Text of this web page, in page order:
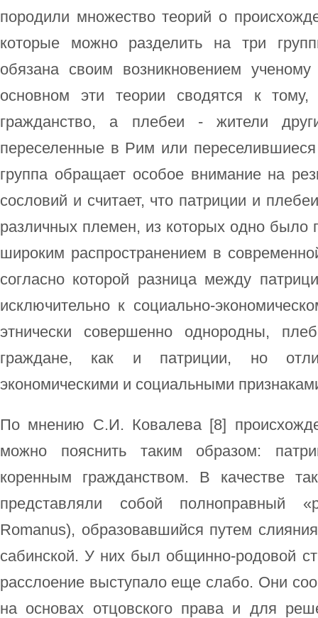
породили множество теорий о
которые можно разделить на три
обязана своим возникновением
основном эти теории сводятся к
гражданство, а плебеи - жители
переселенные в Рим или
группа обращает особое внимание на
сословий и считает, что патриции и
различных племен, из которых одно было
широким распространением в
согласно которой разница между
исключительно к социально-
этнически совершенно однородны,
граждане, как и патриции, но
экономическими и социальными
По мнению С.И. Ковалева [8]
можно пояснить таким образом:
коренным гражданством. В качестве
представляли собой полноправный
Romanus), образовавшийся путем
сабинской. У них был общинно-родовой
расслоение выступало еще слабо. Они
на основах отцовского права и для